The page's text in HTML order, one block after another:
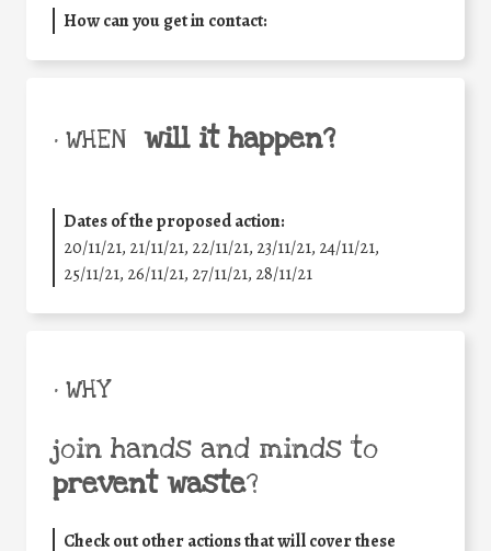
How can you get in contact:
• WHEN will it happen?
Dates of the proposed action:
20/11/21, 21/11/21, 22/11/21, 23/11/21, 24/11/21,
25/11/21, 26/11/21, 27/11/21, 28/11/21
• WHY
join hands and minds to
prevent waste?
Check out other actions that will cover these